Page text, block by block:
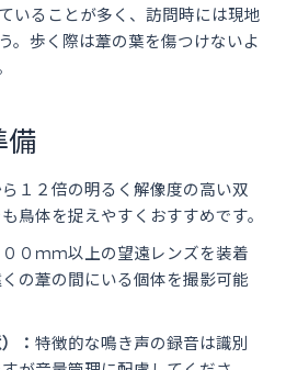
いることが多く、訪問時には現地
。歩く際は葦の葉を傷つけないよ
備
ら１２倍の明るく解像度の高い双
鳥体を捉えやすくおすすめです。
００ｍｍ以上の望遠レンズを装着
の葦の間にいる個体を撮影可能
： 特徴的な鳴き声の録音は識別